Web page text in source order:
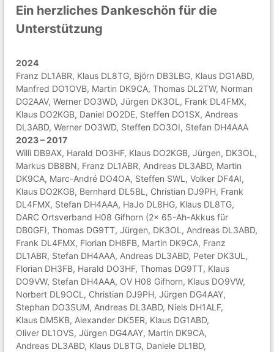
Ein herzliches Dankeschön für die
Unterstützung
2024
Franz DL1ABR, Klaus DL8TG, Björn DB3LBG, Klaus DG1ABD,
Manfred DO1OVB, Martin DK9CA, Thomas DL2TW, Norman
DG2AAV, Werner DO3WD, Jürgen DK3OL, Frank DL4FMX,
Klaus DO2KGB, Daniel DO2DE, Steffen DO1SX, Andreas
DL3ABD, Werner DO3WD, Steffen DO3OI, Stefan DH4AAA
2023 – 2017
Willi DB9AX, Harald DO3HF, Klaus DO2KGB, Jürgen, DK3OL,
Markus DB8BN, Franz DL1ABR, Andreas DL3ABD, Martin
DK9CA, Marc-André DO4OA, Steffen SWL, Volker DF4AI,
Klaus DO2KGB, Bernhard DL5BL, Christian DJ9PH, Frank
DL4FMX, Stefan DH4AAA, HaJo DL8HG, Klaus DL8TG,
DARC Ortsverband H08 Gifhorn (2x 65-Ah-Akkus für
DB0GF), Thomas DG9TT, Jürgen, DK3OL, Andreas DL3ABD,
Frank DL4FMX, Florian DH8FB, Martin DK9CA, Franz
DL1ABR, Stefan DH4AAA, Andreas DL3ABD, Peter DK3UL,
Florian DH3FB, Harald DO3HF, Thomas DG9TT, Klaus
DO9VW, Stefan DH4AAA, OV H08 Gifhorn, Klaus DO9VW,
Norbert DL9OCL, Christian DJ9PH, Jürgen DG4AAY,
Stephan DO3SUM, Andreas DL3ABD, Niels DH1ALF,
Klaus DM5KB, Alexander DK5ER, Klaus DG1ABD,
Oliver DL1OVS, Jürgen DG4AAY, Martin DK9CA,
Andreas DL3ABD, Klaus DL8TG, Daniele DL1BD,